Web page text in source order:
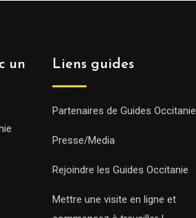
un Liens guides
Partenaires de Guides Occitanie
Presse/Media
Rejoindre les Guides Occitanie
Mettre une visite en ligne et